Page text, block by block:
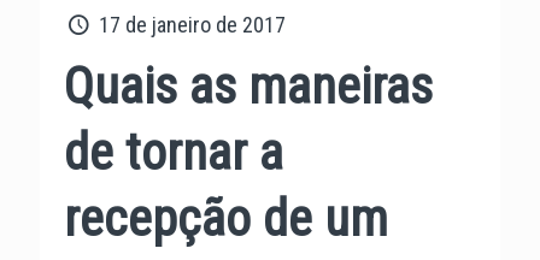
17 de janeiro de 2017
Quais as maneiras
de tornar a
recepção de um